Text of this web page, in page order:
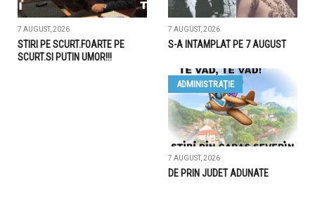
7 AUGUST, 2026
STIRI PE SCURT.FOARTE PE
SCURT.SI PUTIN UMOR!!!
7 AUGUST, 2026
S-A INTAMPLAT PE 7 AUGUST
ADMINISTRAŢIE
7 AUGUST, 2026
DE PRIN JUDET ADUNATE